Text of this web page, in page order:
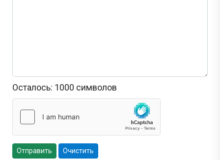
Осталось: 1000 символов
Отправить Очистить